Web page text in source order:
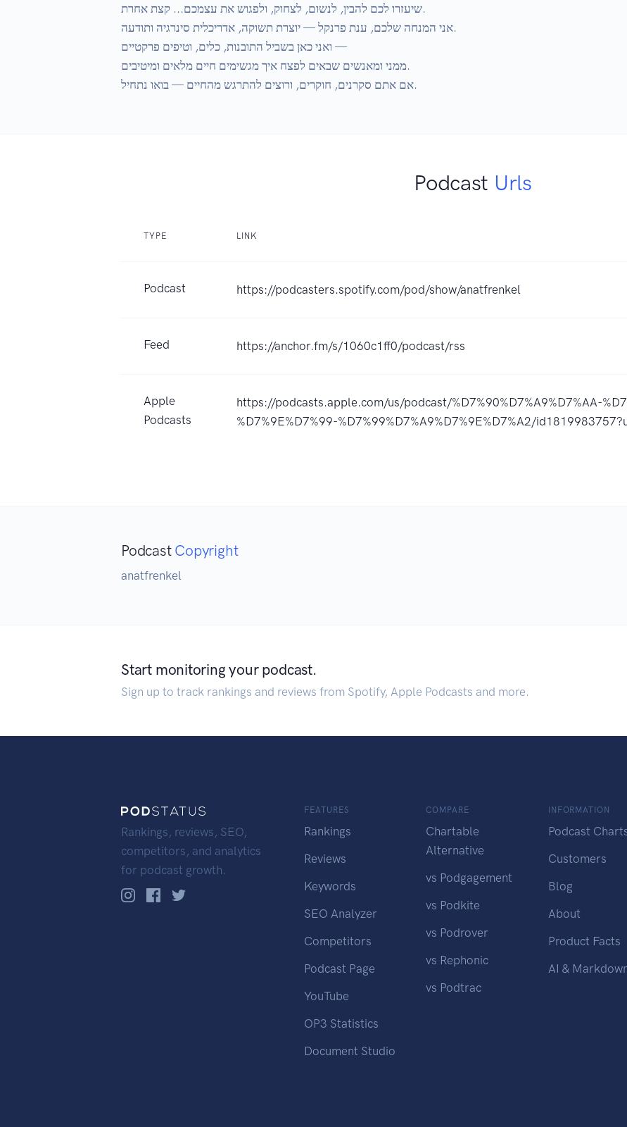
שיעזרו לכם להבין, לנשום, לצחוק, ולפגוש את עצמכם... קצת אחרת.
אני המנחה שלכם, ענת פרנקל — יוצרת תשוקה, אדריכלית סינרגיה ותודעה.
ואני כאן בשביל התובנות, כלים, וטיפים פרקטיים —
ממני ומאנשים שבאים לפצח איך מגשימים חיים מלאים ומיטיבים.
אם אתם סקרנים, חוקרים, ורוצים להתרגש מהחיים — בואו נתחיל.
Podcast Urls
TYPE LINK
Podcast https://podcasters.spotify.com/pod/show/anatfrenkel
Feed https://anchor.fm/s/1060c1ff0/podcast/rss
Apple
Podcasts
https://podcasts.apple.com/us/podcast/%D7%90%D7%A9%D7%AA-
%D7%9E%D7%99-%D7%99%D7%A9%D7%9E%D7%A2/
Podcast Copyright
anatfrenkel
Start monitoring your podcast.
Sign up to track rankings and reviews from Spotify, Apple Podcasts and more.
Rankings, reviews, SEO,
competitors, and analytics
for podcast growth.
FEATURES
Rankings
Reviews
Keywords
SEO Analyzer
Competitors
Podcast Page
YouTube
OP3 Statistics
Document Studio
COMPARE
Chartable
Alternative
vs Podgagement
vs Podkite
vs Podrover
vs Rephonic
vs Podtrac
INFORMATION
Podcast
Customers
Blog
About
Product Facts
AI &